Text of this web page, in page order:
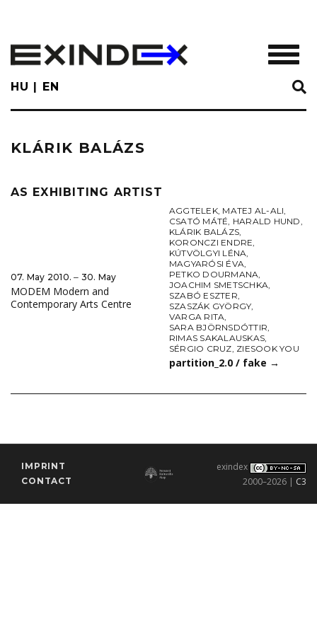
main
content
HU EN
KLÁRIK BALÁZS
AS EXHIBITING ARTIST
07. May 2010. ‒ 30. May
MODEM Modern and
Contemporary Arts Centre
AGGTELEK, MATEJ AL-ALI,
CSATÓ MÁTÉ, HARALD HUND,
KLÁRIK BALÁZS,
KORONCZI ENDRE,
KÚTVÖLGYI LÉNA,
MAGYARÓSI ÉVA,
PETKO DOURMANA,
JOACHIM SMETSCHKA,
SZABÓ ESZTER,
SZASZÁK GYÖRGY,
VARGA RITA,
SARA BJÖRNSDÓTTIR,
RIMAS SAKALAUSKAS,
SÉRGIO CRUZ, ZIESOOK YOU
partition_2.0 / fake →
IMPRINT
CONTACT
exindex
2000–2026 | C3